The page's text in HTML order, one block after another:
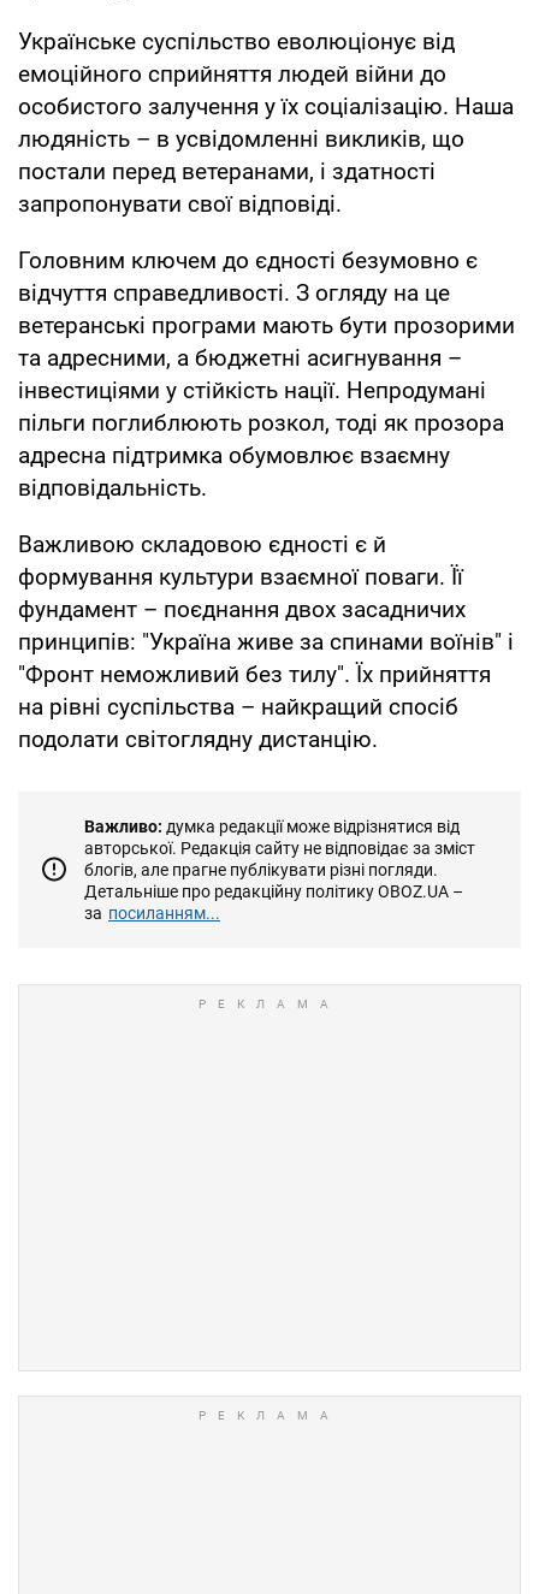
Українське суспільство еволюціонує від
емоційного сприйняття людей війни до
особистого залучення у їх соціалізацію. Наша
людяність – в усвідомленні викликів, що
постали перед ветеранами, і здатності
запропонувати свої відповіді.
Головним ключем до єдності безумовно є
відчуття справедливості. З огляду на це
ветеранські програми мають бути прозорими
та адресними, а бюджетні асигнування –
інвестиціями у стійкість нації. Непродумані
пільги поглиблюють розкол, тоді як прозора
адресна підтримка обумовлює взаємну
відповідальність.
Важливою складовою єдності є й
формування культури взаємної поваги. Її
фундамент – поєднання двох засадничих
принципів: "Україна живе за спинами воїнів" і
"Фронт неможливий без тилу". Їх прийняття
на рівні суспільства – найкращий спосіб
подолати світоглядну дистанцію.
Важливо: думка редакції може відрізнятися від
авторської. Редакція сайту не відповідає за зміст
блогів, але прагне публікувати різні погляди.
Детальніше про редакційну політику OBOZ.UA –
за посиланням...